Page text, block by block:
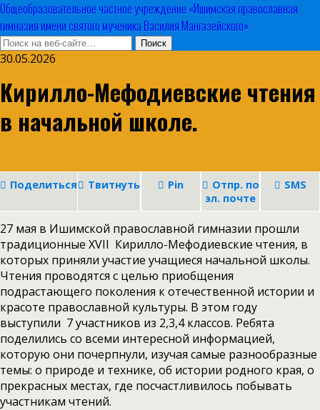
Общеобразовательное частное учреждение «Ишимская православная
гимназия имени святого мученика Василия Мангазейского»
30.05.2026
Кирилло-Мефодиевские чтения
в начальной школе.
Поделиться Твитнуть Pin
Отпр. по
эл. почте
SMS
27 мая в Ишимской православной гимназии прошли
традиционные XVII Кирилло-Мефодиевские чтения, в
которых приняли участие учащиеся начальной школы.
Чтения проводятся с целью приобщения
подрастающего поколения к отечественной истории и
красоте православной культуры. В этом году
выступили 7 участников из 2,3,4 классов. Ребята
поделились со всеми интересной информацией,
которую они почерпнули, изучая самые разнообразные
темы: о природе и технике, об истории родного края, о
прекрасных местах, где посчастливилось побывать
участникам чтений.